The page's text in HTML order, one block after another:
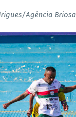
Agência Briosa